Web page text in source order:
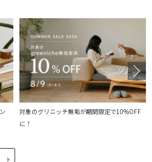
対象のグリニッチ無垢が期間限定で10%OFF
に！